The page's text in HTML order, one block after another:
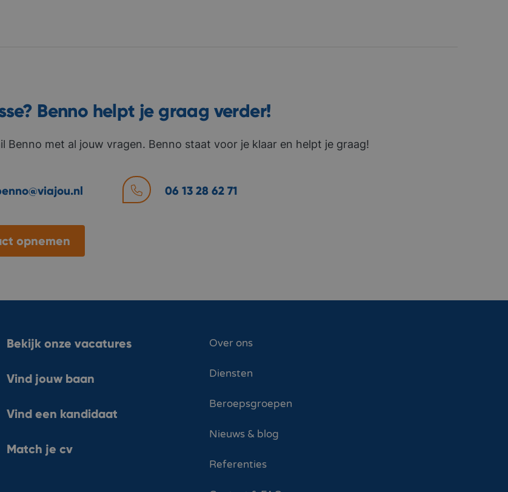
Benno helpt je graag verder!
Benno met al jouw vragen. Benno staat voor je klaar en helpt je graag!
06 13 28 62 71
opnemen
Bekijk onze vacatures
Vind jouw baan
Vind een kandidaat
Match je cv
Over ons
Diensten
Beroepsgroepen
Nieuws & blog
Referenties